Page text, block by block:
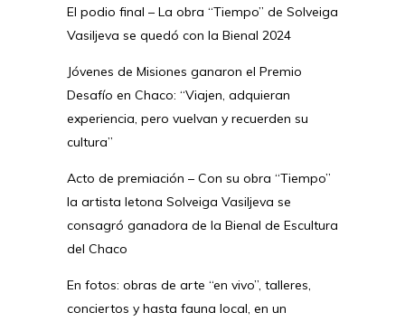
El podio final – La obra “Tiempo” de Solveiga
Vasiljeva se quedó con la Bienal 2024
Jóvenes de Misiones ganaron el Premio
Desafío en Chaco: “Viajen, adquieran
experiencia, pero vuelvan y recuerden su
cultura”
Acto de premiación – Con su obra “Tiempo”
la artista letona Solveiga Vasiljeva se
consagró ganadora de la Bienal de Escultura
del Chaco
En fotos: obras de arte “en vivo”, talleres,
conciertos y hasta fauna local, en un